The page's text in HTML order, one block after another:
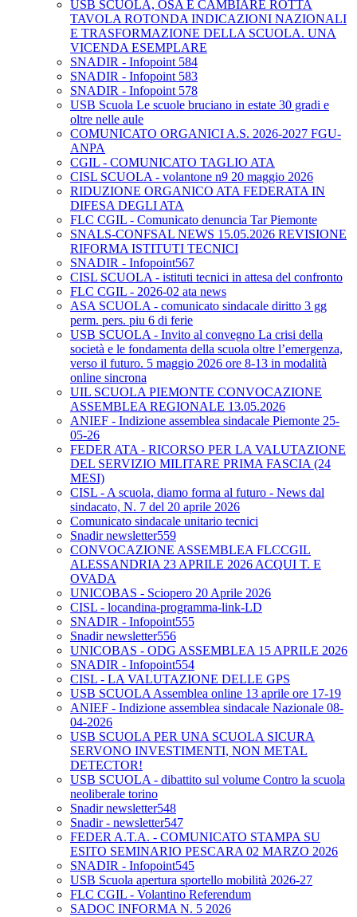
USB SCUOLA, OSA E CAMBIARE ROTTA
TAVOLA ROTONDA INDICAZIONI NAZIONALI
E TRASFORMAZIONE DELLA SCUOLA. UNA
VICENDA ESEMPLARE
SNADIR - Infopoint 584
SNADIR - Infopoint 583
SNADIR - Infopoint 578
USB Scuola Le scuole bruciano in estate 30 gradi e
oltre nelle aule
COMUNICATO ORGANICI A.S. 2026-2027 FGU-
ANPA
CGIL - COMUNICATO TAGLIO ATA
CISL SCUOLA - volantone n9 20 maggio 2026
RIDUZIONE ORGANICO ATA FEDERATA IN
DIFESA DEGLI ATA
FLC CGIL - Comunicato denuncia Tar Piemonte
SNALS-CONFSAL NEWS 15.05.2026 REVISIONE
RIFORMA ISTITUTI TECNICI
SNADIR - Infopoint567
CISL SCUOLA - istituti tecnici in attesa del confronto
FLC CGIL - 2026-02 ata news
ASA SCUOLA - comunicato sindacale diritto 3 gg
perm. pers. piu 6 di ferie
USB SCUOLA - Invito al convegno La crisi della
società e le fondamenta della scuola oltre l’emergenza,
verso il futuro. 5 maggio 2026 ore 8-13 in modalità
online sincrona
UIL SCUOLA PIEMONTE CONVOCAZIONE
ASSEMBLEA REGIONALE 13.05.2026
ANIEF - Indizione assemblea sindacale Piemonte 25-
05-26
FEDER ATA - RICORSO PER LA VALUTAZIONE
DEL SERVIZIO MILITARE PRIMA FASCIA (24
MESI)
CISL - A scuola, diamo forma al futuro - News dal
sindacato, N. 7 del 20 aprile 2026
Comunicato sindacale unitario tecnici
Snadir newsletter559
CONVOCAZIONE ASSEMBLEA FLCCGIL
ALESSANDRIA 23 APRILE 2026 ACQUI T. E
OVADA
UNICOBAS - Sciopero 20 Aprile 2026
CISL - locandina-programma-link-LD
SNADIR - Infopoint555
Snadir newsletter556
UNICOBAS - ODG ASSEMBLEA 15 APRILE 2026
SNADIR - Infopoint554
CISL - LA VALUTAZIONE DELLE GPS
USB SCUOLA Assemblea online 13 aprile ore 17-19
ANIEF - Indizione assemblea sindacale Nazionale 08-
04-2026
USB SCUOLA PER UNA SCUOLA SICURA
SERVONO INVESTIMENTI, NON METAL
DETECTOR!
USB SCUOLA - dibattito sul volume Contro la scuola
neoliberale torino
Snadir newsletter548
Snadir - newsletter547
FEDER A.T.A. - COMUNICATO STAMPA SU
ESITO SEMINARIO PESCARA 02 MARZO 2026
SNADIR - Infopoint545
USB Scuola apertura sportello mobilità 2026-27
FLC CGIL - Volantino Referendum
SADOC INFORMA N. 5 2026